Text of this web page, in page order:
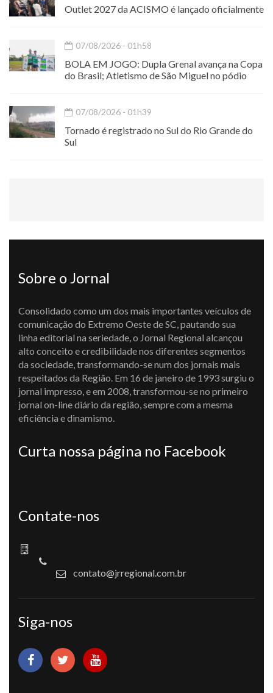
Outlet 2027 da ACISMO é lançado oficialmente
07/08/2026 - 01h58
BOLA EM JOGO: Dupla Grenal avança na Copa
do Brasil; Atletismo de São Miguel no pódio
07/08/2026 - 01h39
Tornado é registrado no Sul do Rio Grande do
Sul
Sobre o Jornal
Consolidado como um dos mais importantes veículos de
comunicação do Extremo Oeste de SC, pautando sua
linha editorial na seriedade, o Jornal Regional alcançou
alto conceito e credibilidade nos diferentes segmentos
da sociedade, transformando-se num dos jornais mais
respeitados da Região. Em 16 de janeiro de 1993 surgiu o
jornal impresso, e em 2008, transformou-se no primeiro
jornal on-line diário da região, sempre com a mesma
eficiência e dinamismo.
Curta nossa página no Facebook
Contate-nos
contato@jrregional.com.br
Siga-nos